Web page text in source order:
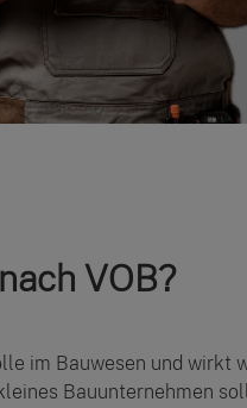
VOB?
im Bauwesen und wirkt
Bauunternehmen